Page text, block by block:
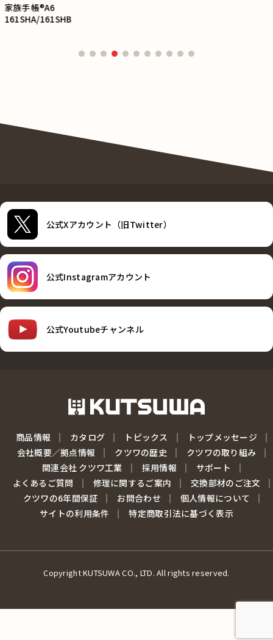
家族手帳®A6
161SHA/161SHB
公式Xアカウント（旧Twitter）
公式Instagramアカウント
公式Youtubeチャンネル
商品情報 カタログ トピックス
トップメッセージ
会社概要／拠点情報
クツワの歴史
クツワの取り組み
関連会社 クツワ工業
採用情報
サポート
よくあるご質問
修理に関するご案内
交換部材のご注文
クツワの6年間保証
お問合わせ
個人情報について
サイトの利用条件
特定商取引法に基づく表示
Copyright KUTSUWA CO., LTD. All rights reserved.